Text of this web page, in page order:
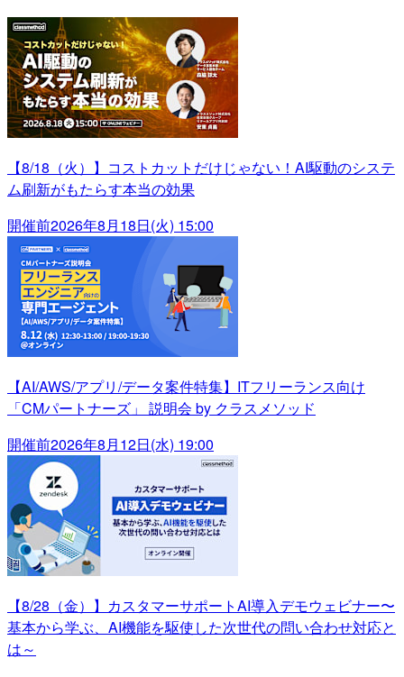
【8/18（火）】コストカットだけじゃない！AI駆動のシステ
ム刷新がもたらす本当の効果
開催前2026年8月18日(火) 15:00
【AI/AWS/アプリ/データ案件特集】ITフリーランス向け
「CMパートナーズ」 説明会 by クラスメソッド
開催前2026年8月12日(水) 19:00
【8/28（金）】カスタマーサポートAI導入デモウェビナー〜
基本から学ぶ、AI機能を駆使した次世代の問い合わせ対応と
は～